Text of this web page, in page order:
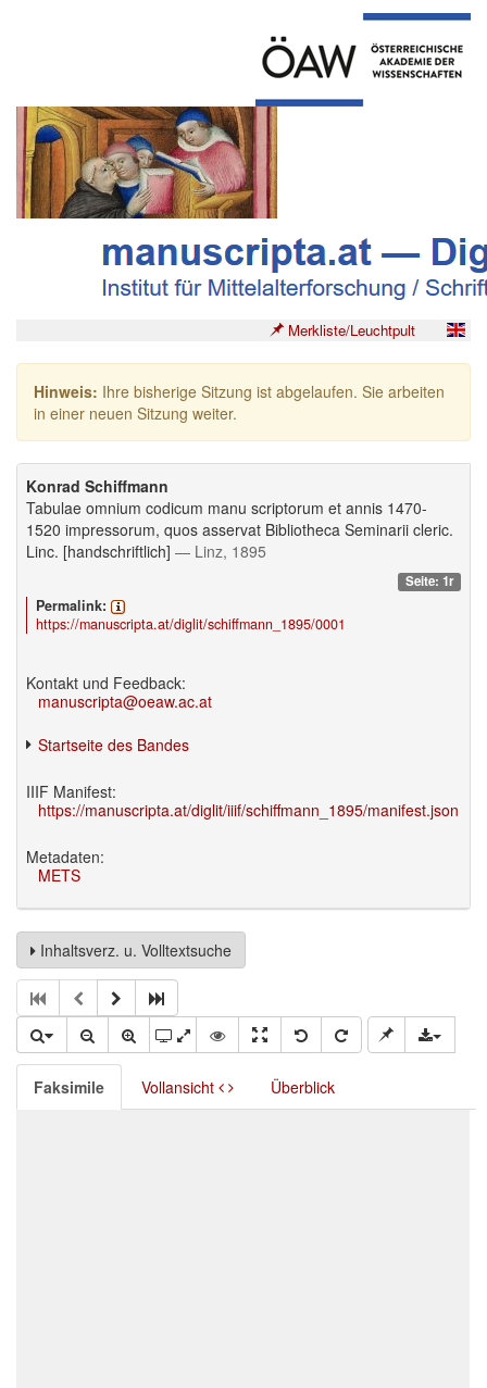
Merkliste/Leuchtpult
Hinweis: Ihre bisherige Sitzung ist abgelaufen. Sie arbeiten
in einer neuen Sitzung weiter.
Konrad Schiffmann
Tabulae omnium codicum manu scriptorum et annis 1470-
1520 impressorum, quos asservat Bibliotheca Seminarii cleric.
Linc. [handschriftlich] — Linz, 1895
Seite: 1r
Permalink:
https://manuscripta.at/diglit/schiffmann_1895/0001
Kontakt und Feedback:
manuscripta@oeaw.ac.at
Startseite des Bandes
IIIF Manifest:
https://manuscripta.at/diglit/iiif/schiffmann_1895/manifest.json
Metadaten:
METS
Inhaltsverz. u. Volltextsuche
Faksimile Vollansicht Überblick